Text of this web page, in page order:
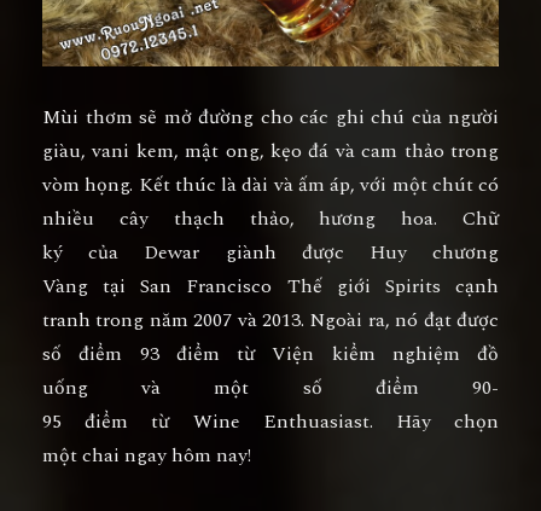
Mùi thơm sẽ mở đường cho các ghi chú của người
giàu, vani kem, mật ong, kẹo đá và cam thảo trong
vòm họng. Kết thúc là dài và ấm áp, với một chút có
nhiều cây thạch thảo, hương hoa. Chữ
ký của Dewar giành được Huy chương
Vàng tại San Francisco Thế giới Spirits cạnh
tranh trong năm 2007 và 2013. Ngoài ra, nó đạt được
số điểm 93 điểm từ Viện kiểm nghiệm đồ
uống và một số điểm 90-
95 điểm từ Wine Enthuasiast. Hãy chọn
một chai ngay hôm nay!